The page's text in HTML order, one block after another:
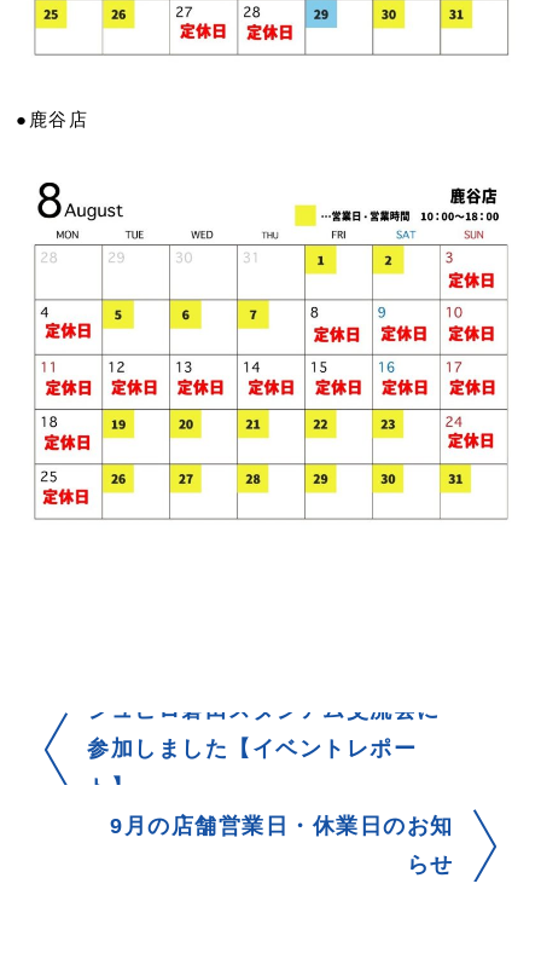
●鹿谷店
ジュビロ磐田スタジアム交流会に
参加しました【イベントレポー
ト】
9月の店舗営業日・休業日のお知
らせ